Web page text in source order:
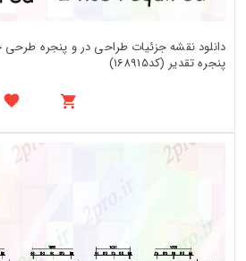
پنجره تقدیر (کد168915)